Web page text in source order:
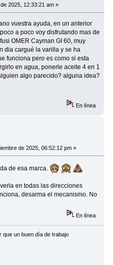
2025, 12:33:21 am »
vuestra ayuda, en un anterior
a poco voy disfrutando mas de
OMER Cayman GI 60, muy
dia cargué la varilla y se ha
funciona pero es como si esta
en agua, ponerle aceite 4 en 1
algo parecido? alguna idea?
En línea
de 2025, 06:52:12 pm »
de esa marca.
en todas las direcciones
desarma el mecanismo. No
En línea
que un buen dí­a de trabajo